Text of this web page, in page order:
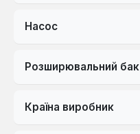
Насос
Розширювальний бак
Країна виробник